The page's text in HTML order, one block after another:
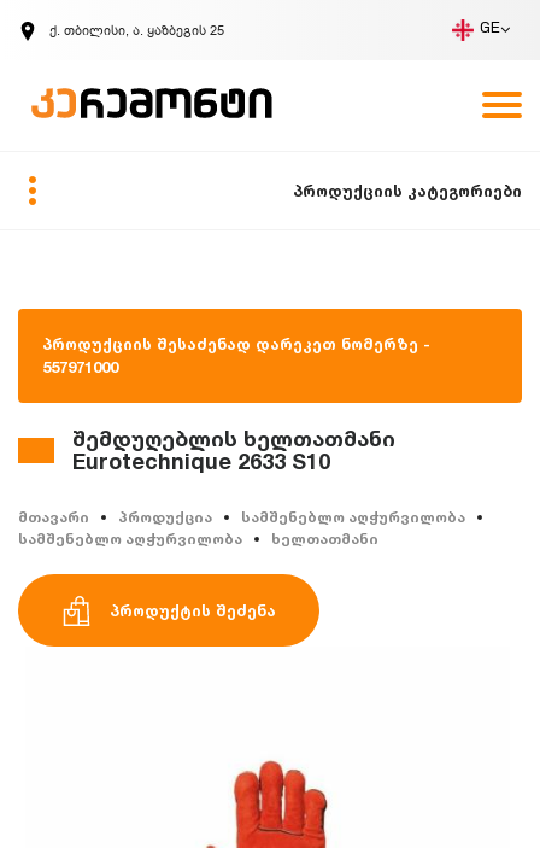
ქ. თბილისი, ა. ყაზბეგის 25 GE
ზარის მოთხოვნა
პროდუქციის კატეგორიები
პროდუქციის შესაძენად დარეკეთ ნომერზე -
557971000
შემდუღებლის ხელთათმანი
Eurotechnique 2633 S10
მთავარი პროდუქცია
სამშენებლო აღჭურვილობა
სამშენებლო აღჭურვილობა
ხელთათმანი
პროდუქტის შეძენა